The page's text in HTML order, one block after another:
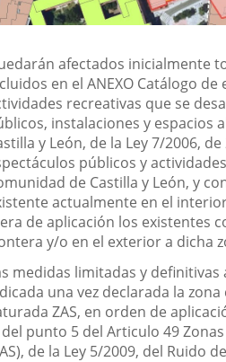
afectados inicialmente
en el ANEXO Catálogo
recreativas que se
instalaciones y espacios
y León, de la Ley 7/2006,
públicos y
de Castilla y León, y
actualmente en el
de aplicación los existentes
y/o en el exterior a dicha
medidas limitadas y definitivas
una vez declarada la
ZAS, en orden de
punto 5 del Articulo 49
de la Ley 5/2009, del Ruido